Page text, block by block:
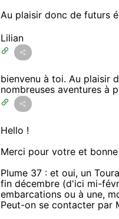
Au plaisir donc de futurs
Lilian
bienvenu à toi. Au plaisir
nombreuses aventures à
Hello !
Merci pour votre et bonne
Plume 37 : et oui, un
fin décembre (d'ici mi-
embarcations ou à une,
Peut-on se contacter par